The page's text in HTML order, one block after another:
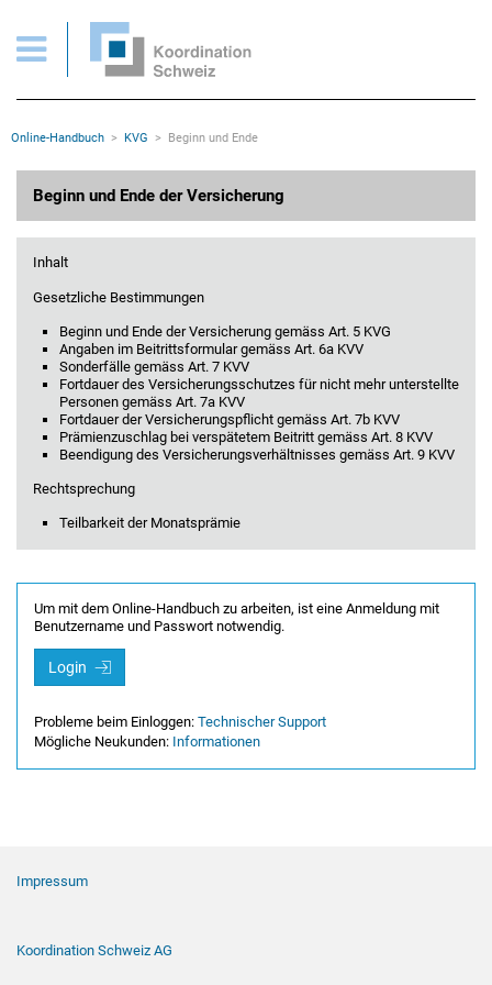
Wichtige Seiten
Home
Inhalt
Sitemap
Rootline Navigation
Online-Handbuch KVG Beginn und Ende
Beginn und Ende der Versicherung
Inhalt
Gesetzliche Bestimmungen
Beginn und Ende der Versicherung gemäss Art. 5 KVG
Angaben im Beitrittsformular gemäss Art. 6a KVV
Sonderfälle gemäss Art. 7 KVV
Fortdauer des Versicherungsschutzes für nicht mehr unterstellte
Personen gemäss Art. 7a KVV
Fortdauer der Versicherungspflicht gemäss Art. 7b KVV
Prämienzuschlag bei verspätetem Beitritt gemäss Art. 8 KVV
Beendigung des Versicherungsverhältnisses gemäss Art. 9 KVV
Rechtsprechung
Teilbarkeit der Monatsprämie
Um mit dem Online-Handbuch zu arbeiten, ist eine Anmeldung mit
Benutzername und Passwort notwendig.
Login
Probleme beim Einloggen: Technischer Support
Mögliche Neukunden: Informationen
Impressum
Koordination Schweiz AG